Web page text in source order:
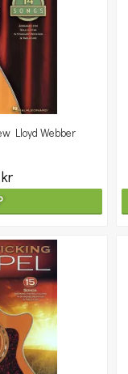
Lloyd Webber